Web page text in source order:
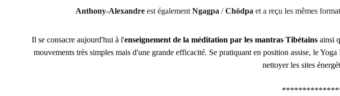
Anthony-Alexandre est également Ngagpa / Chödpa et a reçu les mêmes
Il se consacre aujourd'hui à l'enseignement de la méditation par les mantras Tibétains ainsi
mouvements très simples mais d'une grande efficacité. Se pratiquant en position assise, le
nettoyer les sites